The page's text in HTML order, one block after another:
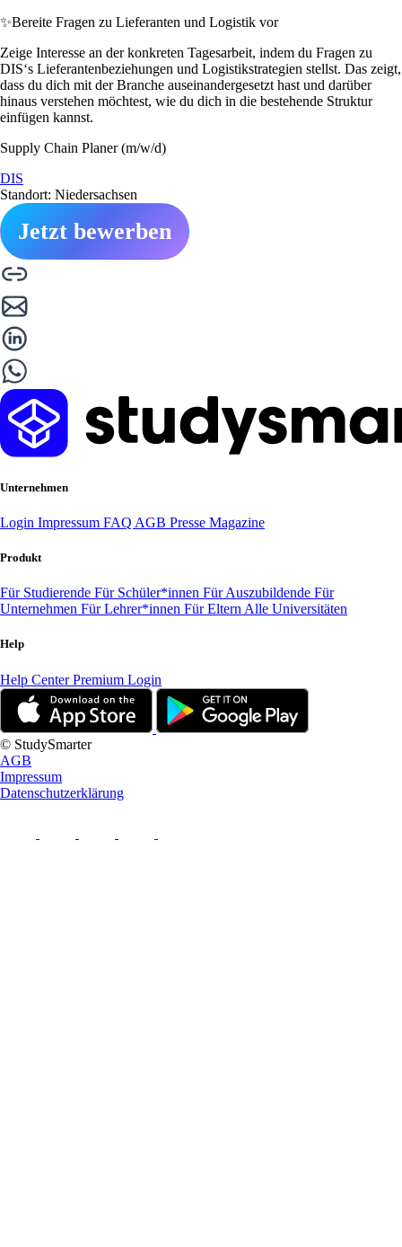
✨Bereite Fragen zu Lieferanten und Logistik vor
Zeige Interesse an der konkreten Tagesarbeit, indem du Fragen zu
DIS‘s Lieferantenbeziehungen und Logistikstrategien stellst. Das zeigt,
dass du dich mit der Branche auseinandergesetzt hast und darüber
hinaus verstehen möchtest, wie du dich in die bestehende Struktur
einfügen kannst.
Supply Chain Planer (m/w/d)
DIS
Standort: Niedersachsen
Jetzt bewerben
Unternehmen
Login Impressum FAQ AGB Presse Magazine
Produkt
Für Studierende Für Schüler*innen Für Auszubildende Für
Unternehmen Für Lehrer*innen Für Eltern Alle Universitäten
Help
Help CenterPremium Login
© StudySmarter
AGB
Impressum
Datenschutzerklärung